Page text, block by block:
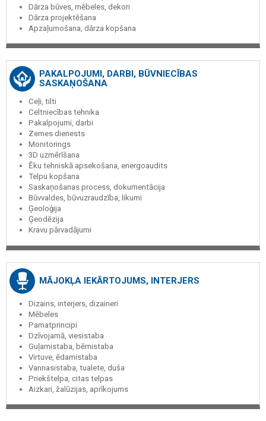
Dārza būves, mēbeles, dekori
Dārza projektēšana
Apzaļumošana, dārza kopšana
PAKALPOJUMI, DARBI, BŪVNIECĪBAS
SASKAŅOŠANA
Ceļi, tilti
Celtniecības tehnika
Pakalpojumi, darbi
Zemes dienests
Monitorings
3D uzmērīšana
Ēku tehniskā apsekošana, energoaudits
Telpu kopšana
Saskaņošanas process, dokumentācija
Būvvaldes, būvuzraudzība, likumi
Ģeoloģija
Ģeodēzija
Kravu pārvadājumi
MĀJOKĻA IEKĀRTOJUMS, INTERJERS
Dizains, interjers, dizaineri
Mēbeles
Pamatprincipi
Dzīvojamā, viesistaba
Guļamistaba, bērnistaba
Virtuve, ēdamistaba
Vannasistaba, tualete, duša
Priekštelpa, citas telpas
Aizkari, žalūzijas, aprīkojums